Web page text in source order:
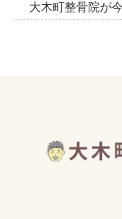
大木町整骨院が